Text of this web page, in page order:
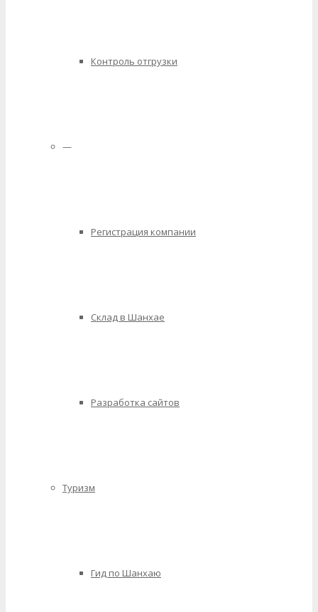
Контроль отгрузки
—
Регистрация компании
Склад в Шанхае
Разработка сайтов
Туризм
Гид по Шанхаю